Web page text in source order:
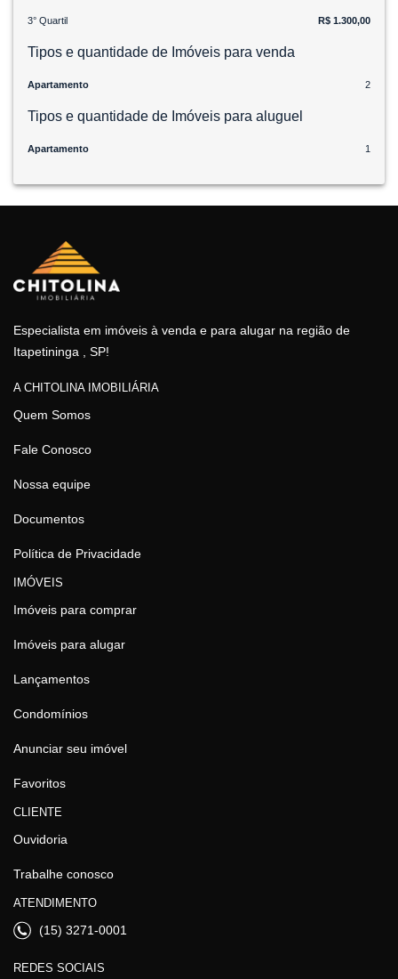
3° Quartil R$ 1.300,00
Tipos e quantidade de Imóveis para venda
Apartamento 2
Tipos e quantidade de Imóveis para aluguel
Apartamento 1
Especialista em imóveis à venda e para alugar na região de
Itapetininga , SP!
A CHITOLINA IMOBILIÁRIA
Quem Somos
Fale Conosco
Nossa equipe
Documentos
Política de Privacidade
IMÓVEIS
Imóveis para comprar
Imóveis para alugar
Lançamentos
Condomínios
Anunciar seu imóvel
Favoritos
CLIENTE
Ouvidoria
Trabalhe conosco
ATENDIMENTO
(15) 3271-0001
REDES SOCIAIS